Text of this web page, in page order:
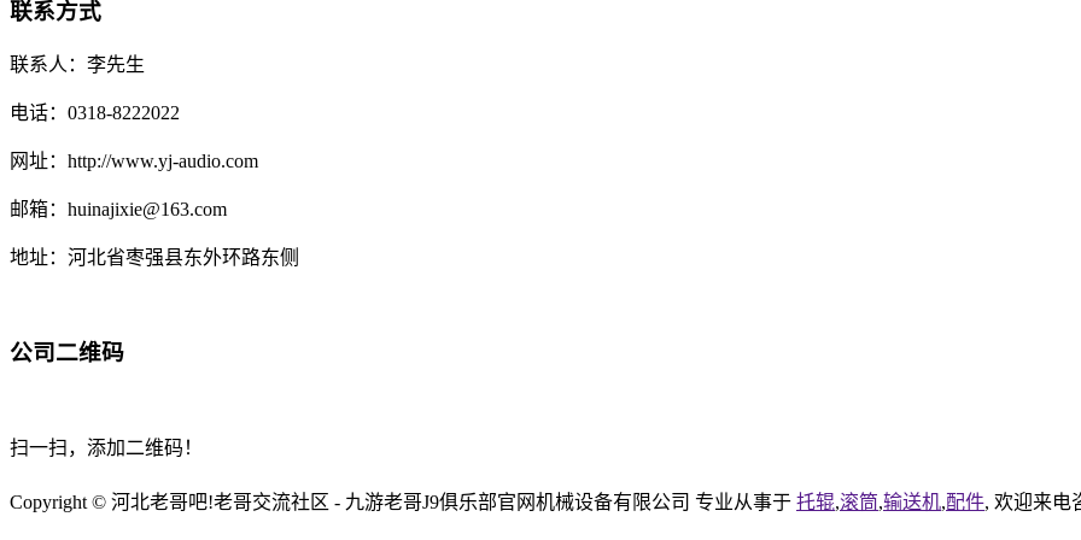
联系方式
联系人：李先生
电话：0318-8222022
网址：http://www.yj-audio.com
邮箱：huinajixie@163.com
地址：河北省枣强县东外环路东侧
公司二维码
扫一扫，添加二维码！
Copyright © 河北老哥吧!老哥交流社区 - 九游老哥J9俱乐部官网机械设备有限公司 专业从事于 托辊,滚筒,输送机,配件, 欢迎来电